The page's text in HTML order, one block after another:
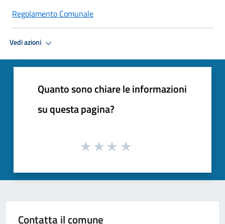
Regolamento Comunale
Vedi azioni
Quanto sono chiare le informazioni
su questa pagina?
Contatta il comune